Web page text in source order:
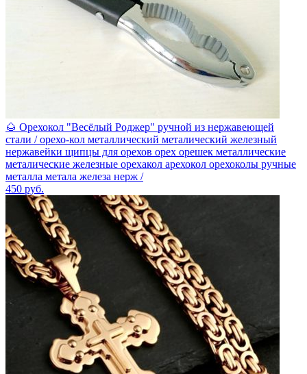
🌰 Орехокол "Весёлый Роджер" ручной из нержавеющей
стали / орехо-кол металлический металический железный
нержавейки щипцы для орехов орех орешек металлические
металические железные орехакол арехокол орехоколы ручные
металла метала железа нерж /
450 руб.